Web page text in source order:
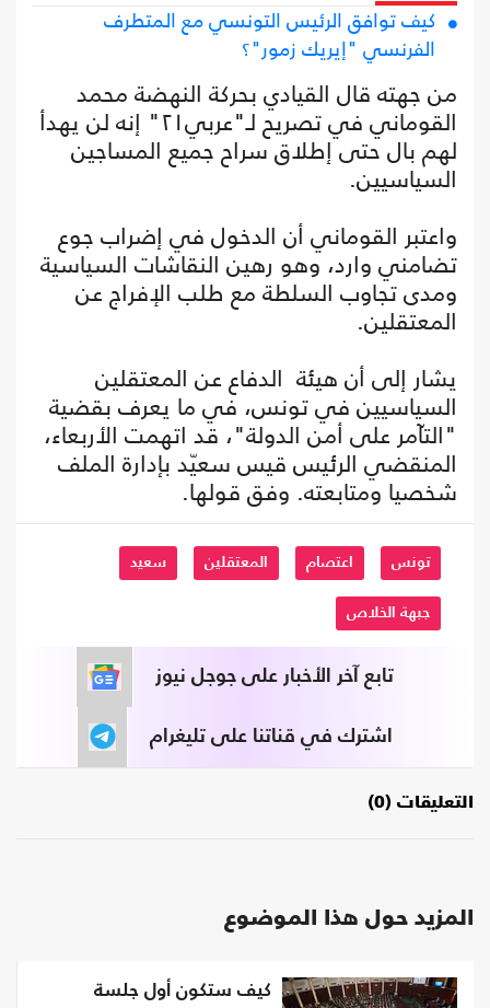
كيف توافق الرئيس التونسي مع المتطرف
الفرنسي "إيريك زمور"؟
من جهته قال القيادي بحركة النهضة محمد
القوماني في تصريح لـ"عربي٢١" إنه لن يهدأ
لهم بال حتى إطلاق سراح جميع المساجين
السياسيين.
واعتبر القوماني أن الدخول في إضراب جوع
تضامني وارد، وهو رهين النقاشات السياسية
ومدى تجاوب السلطة مع طلب الإفراج عن
المعتقلين.
يشار إلى أن هيئة الدفاع عن المعتقلين
السياسيين في تونس، في ما يعرف بقضية
"التآمر على أمن الدولة"، قد اتهمت الأربعاء،
المنقضي الرئيس قيس سعيّد بإدارة الملف
شخصيا ومتابعته. وفق قولها.
تونس اعتصام المعتقلين سعيد
جبهة الخلاص
تابع آخر الأخبار على جوجل نيوز
اشترك في قناتنا على تليغرام
التعليقات (0)
المزيد حول هذا الموضوع
كيف ستكون أول جلسة